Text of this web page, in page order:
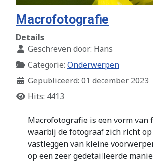
Macrofotografie
Details
Geschreven door: Hans
Categorie: Onderwerpen
Gepubliceerd: 01 december 2023
Hits: 4413
Macrofotografie is een vorm van
waarbij de fotograaf zich richt
vastleggen van kleine
op een zeer gedetailleerde